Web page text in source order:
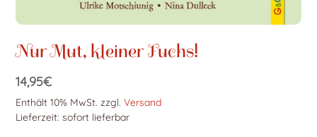
Nur Mut, kleiner Fuchs!
14,95€
Enthält 10% MwSt. zzgl.Versand
Lieferzeit: sofort lieferbar